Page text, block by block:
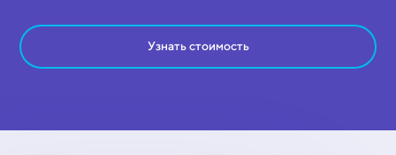
Узнать стоимость